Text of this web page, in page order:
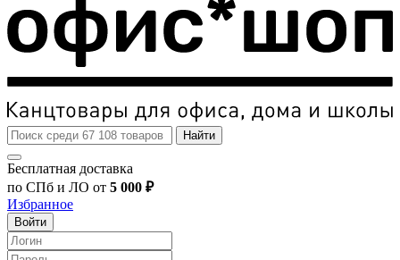
Найти
Бесплатная доставка
по СПб и ЛО от 5 000 ₽
Избранное
Войти